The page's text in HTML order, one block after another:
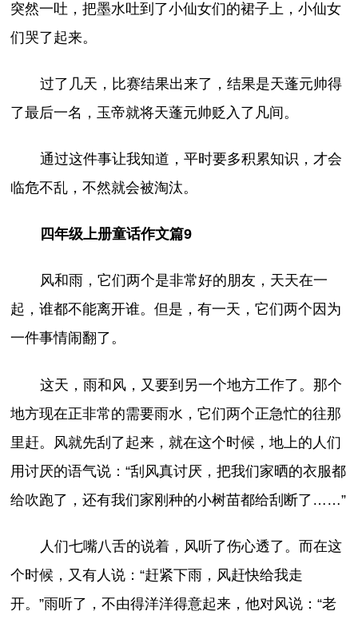
突然一吐，把墨水吐到了小仙女们的裙子上，小仙女
们哭了起来。
过了几天，比赛结果出来了，结果是天蓬元帅得
了最后一名，玉帝就将天蓬元帅贬入了凡间。
通过这件事让我知道，平时要多积累知识，才会
临危不乱，不然就会被淘汰。
四年级上册童话作文篇9
风和雨，它们两个是非常好的朋友，天天在一
起，谁都不能离开谁。但是，有一天，它们两个因为
一件事情闹翻了。
这天，雨和风，又要到另一个地方工作了。那个
地方现在正非常的需要雨水，它们两个正急忙的往那
里赶。风就先刮了起来，就在这个时候，地上的人们
用讨厌的语气说：“刮风真讨厌，把我们家晒的衣服都
给吹跑了，还有我们家刚种的小树苗都给刮断了……”
人们七嘴八舌的说着，风听了伤心透了。而在这
个时候，又有人说：“赶紧下雨，风赶快给我走
开。”雨听了，不由得洋洋得意起来，他对风说：“老